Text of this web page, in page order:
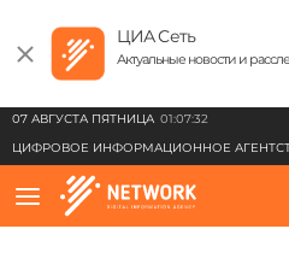
ЦИА Сеть
Актуальные новости и
07 АВГУСТА ПЯТНИЦА 01:07:32
ЦИФРОВОЕ ИНФОРМАЦИОННОЕ